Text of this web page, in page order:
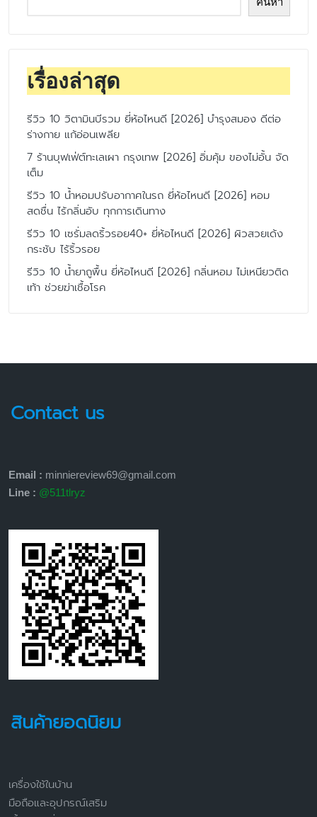
เรื่องล่าสุด
รีวิว 10 วิตามินบีรวม ยี่ห้อไหนดี [2026] บำรุงสมอง ดีต่อ
ร่างกาย แก้อ่อนเพลีย
7 ร้านบุฟเฟ่ต์ทะเลเผา กรุงเทพ [2026] อิ่มคุ้ม ของไม่อั้น จัด
เต็ม
รีวิว 10 น้ำหอมปรับอากาศในรถ ยี่ห้อไหนดี [2026] หอม
สดชื่น ไร้กลิ่นอับ ทุกการเดินทาง
รีวิว 10 เซรั่มลดริ้วรอย40+ ยี่ห้อไหนดี [2026] ผิวสวยเด้ง
กระชับ ไร้ริ้วรอย
รีวิว 10 น้ำยาถูพื้น ยี่ห้อไหนดี [2026] กลิ่นหอม ไม่เหนียวติด
เท้า ช่วยฆ่าเชื้อโรค
Contact us
Email : minniereview69@gmail.com
Line : @511tlryz
สินค้ายอดนิยม
เครื่องใช้ในบ้าน
มือถือและอุปกรณ์เสริม